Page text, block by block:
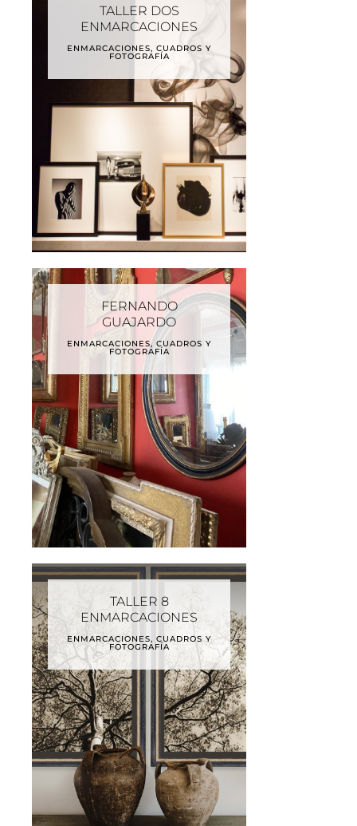
TALLER DOS
ENMARCACIONES
ENMARCACIONES, CUADROS Y
FOTOGRAFÍA
FERNANDO
GUAJARDO
ENMARCACIONES, CUADROS Y
FOTOGRAFÍA
TALLER 8
ENMARCACIONES
ENMARCACIONES, CUADROS Y
FOTOGRAFÍA